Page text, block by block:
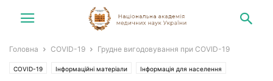
Головна COVID-19 Грудне вигодовування при COVID-19
COVID-19 Інформаційні матеріали Інформація для населення